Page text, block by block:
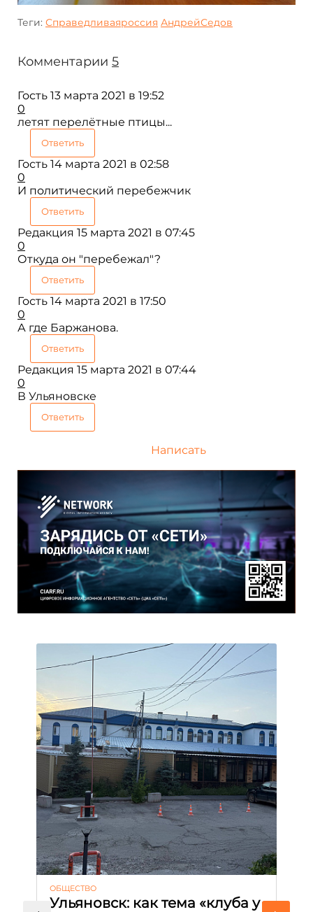
Теги: Справедливаяроссия АндрейСедов
Комментарии 5
Гость 13 марта 2021 в 19:52
0
летят перелётные птицы...
Ответить
Гость 14 марта 2021 в 02:58
0
И политический перебежчик
Ответить
Редакция 15 марта 2021 в 07:45
0
Откуда он "перебежал"?
Ответить
Гость 14 марта 2021 в 17:50
0
А где Баржанова.
Ответить
Редакция 15 марта 2021 в 07:44
0
В Ульяновске
Ответить
Написать
ОБЩЕСТВО
Ульяновск: как тема «клуба у